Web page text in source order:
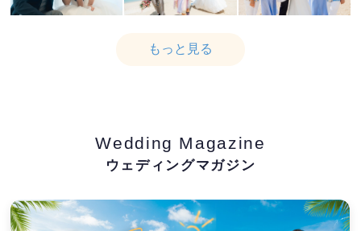
もっと見る
Wedding Magazine
ウェディングマガジン